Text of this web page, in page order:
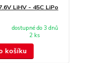
LiHV - 45C LiPo
dostupné do 3 dnů
2 ks
košíku